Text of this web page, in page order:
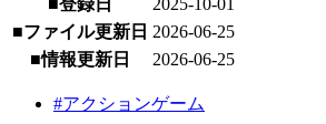
■登録日
2025-10-01
■ファイル更新日 2026-06-25
■情報更新日
2026-06-25
#アクションゲーム